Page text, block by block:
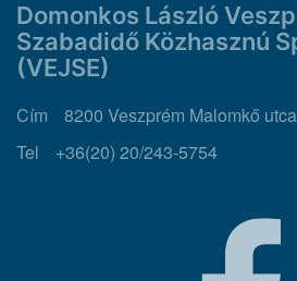
Domonkos László
Szabadidő Közhasznú
(VEJSE)
Cím
8200 Veszprém Malomkő
Tel
+36(20) 20/243-5754